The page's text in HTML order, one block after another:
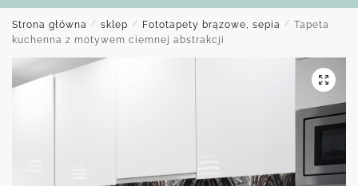
Strona główna / sklep / Fototapety brązowe, sepia / Tapeta
kuchenna z motywem ciemnej abstrakcji